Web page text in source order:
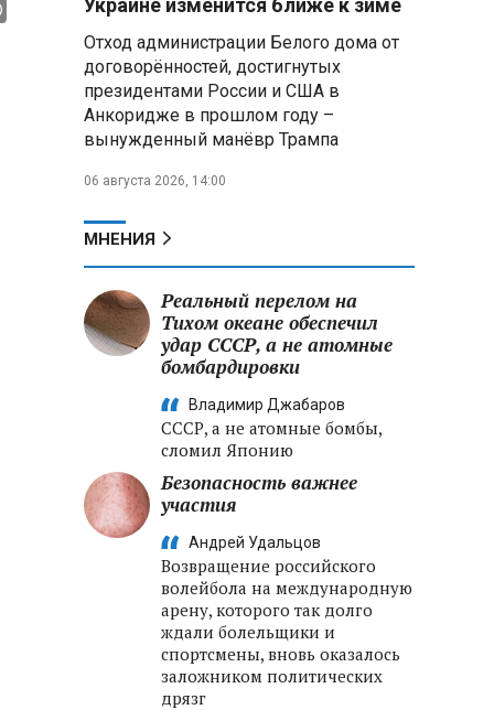
Президент Алжира готовится
к визиту в Беларусь — МИД
Алжира
300 жителей Курской области,
неизвестной
Второй энергоблок БелАЭС
вновь вышел на номинальную
мощность после диагностики
оборудования
Украине изменится ближе к зиме
Отход администрации Белого дома от
договорённостей, достигнутых
президентами России и США в
Анкоридже в прошлом году –
вынужденный манёвр Трампа
06 августа 2026, 14:00
МНЕНИЯ
Реальный перелом на
Тихом океане обеспечил
удар СССР, а не атомные
бомбардировки
Владимир Джабаров
СССР, а не атомные бомбы,
сломил Японию
Безопасность важнее
участия
Андрей Удальцов
Возвращение российского
волейбола на международную
арену, которого так долго
ждали болельщики и
спортсмены, вновь оказалось
заложником политических
дрязг